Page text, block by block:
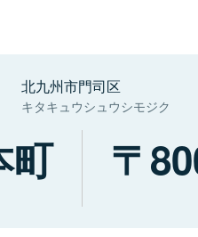
北九州市門司区
キタキュウシュウシモジク
町